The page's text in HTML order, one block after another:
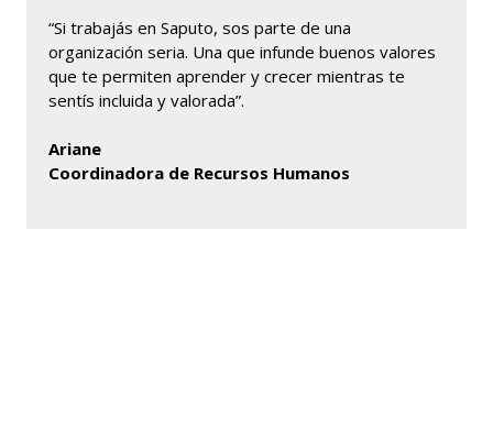
“Si trabajás en Saputo, sos parte de una
organización seria. Una que infunde buenos valores
que te permiten aprender y crecer mientras te
sentís incluida y valorada”.
Ariane
Coordinadora de Recursos Humanos